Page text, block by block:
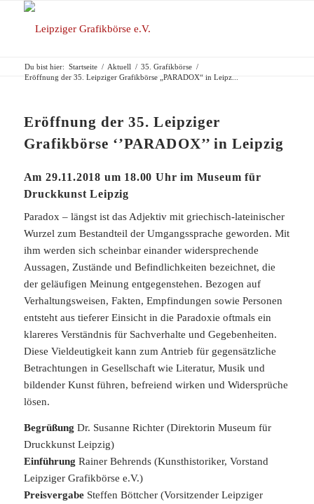
Du bist hier: Startseite / Aktuell / 35. Grafikbörse /
Eröffnung der 35. Leipziger Grafikbörse „PARADOX“ in Leipz...
Eröffnung der 35. Leipziger
Grafikbörse ‘’PARADOX’’ in Leipzig
Am 29.11.2018 um 18.00 Uhr im Museum für
Druckkunst Leipzig
Paradox – längst ist das Adjektiv mit griechisch-lateinischer
Wurzel zum Bestandteil der Umgangssprache geworden. Mit
ihm werden sich scheinbar einander widersprechende
Aussagen, Zustände und Befindlichkeiten bezeichnet, die
der geläufigen Meinung entgegenstehen. Bezogen auf
Verhaltungsweisen, Fakten, Empfindungen sowie Personen
entsteht aus tieferer Einsicht in die Paradoxie oftmals ein
klareres Verständnis für Sachverhalte und Gegebenheiten.
Diese Vieldeutigkeit kann zum Antrieb für gegensätzliche
Betrachtungen in Gesellschaft wie Literatur, Musik und
bildender Kunst führen, befreiend wirken und Widersprüche
lösen.
Begrüßung Dr. Susanne Richter (Direktorin Museum für
Druckkunst Leipzig)
Einführung Rainer Behrends (Kunsthistoriker, Vorstand
Leipziger Grafikbörse e.V.)
PreisvergabeSteffen Böttcher (Vorsitzender Leipziger